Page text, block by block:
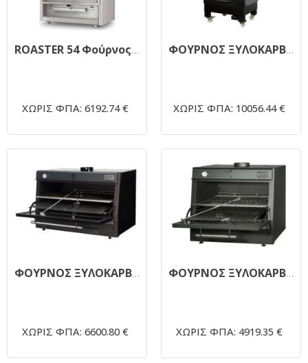
ROASTER 54 Φούρνος Ξυλοκάρβουνου 765x510x1270mm
ΧΩΡΙΣ ΦΠΑ: 6192.74 €
ΦΟΥΡΝΟΣ ΞΥΛΟΚΑΡΒΟΥΝΟΥ PIRA 90D LUX
ΧΩΡΙΣ ΦΠΑ: 10056.44 €
ΦΟΥΡΝΟΣ ΞΥΛΟΚΑΡΒΟΥΝΟΥ PIRA 120 LUX
ΧΩΡΙΣ ΦΠΑ: 6600.80 €
ΦΟΥΡΝΟΣ ΞΥΛΟΚΑΡΒΟΥΝΟΥ PIRA 90 LUX BLACK
ΧΩΡΙΣ ΦΠΑ: 4919.35 €